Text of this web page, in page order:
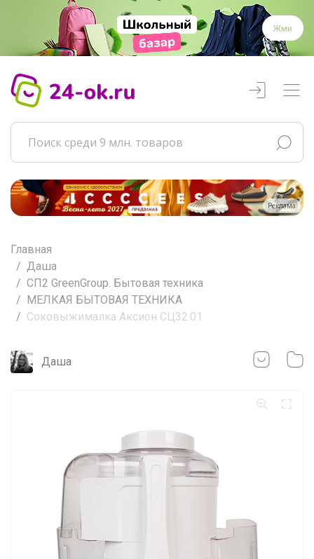
Жми
Реклама
Главная
Даша
СП2 GreenGroup. Бытовая техника
МЕЛКАЯ БЫТОВАЯ ТЕХНИКА
Соковыжималка Аксион СЦ32.01
Даша